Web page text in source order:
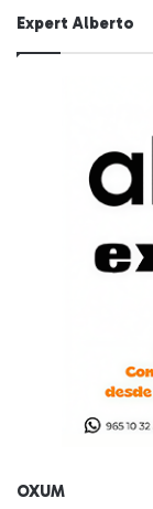
Expert Alberto
OXUM